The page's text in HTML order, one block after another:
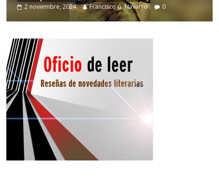
2 noviembre, 2024 Francisco G. Navarro 0